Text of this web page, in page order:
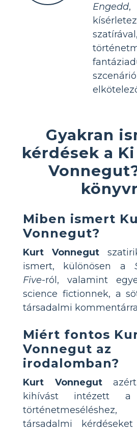
Engedd,
Gyakran
kérdések a
Miben ismert
Vonnegut?
Kurt Vonnegut
ismert, különösen a
Five-ról, valamint
science fictionnek, a
társadalmi
Miért fontos
Vonnegut az
irodalomban?
Kurt Vonnegutazért
kihívást intézett a
társadalmi